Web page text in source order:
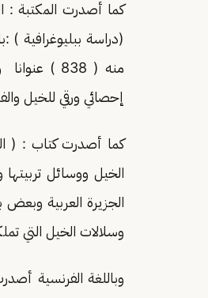
كما أصدرت المكتبة :
إحصائي ورقي للخيل
كما أصدرت كتاب : (
الخيل ووسائل
الجزيرة العربية وبعض
وسلالات الخيل التي
وباللغة الفرنسية